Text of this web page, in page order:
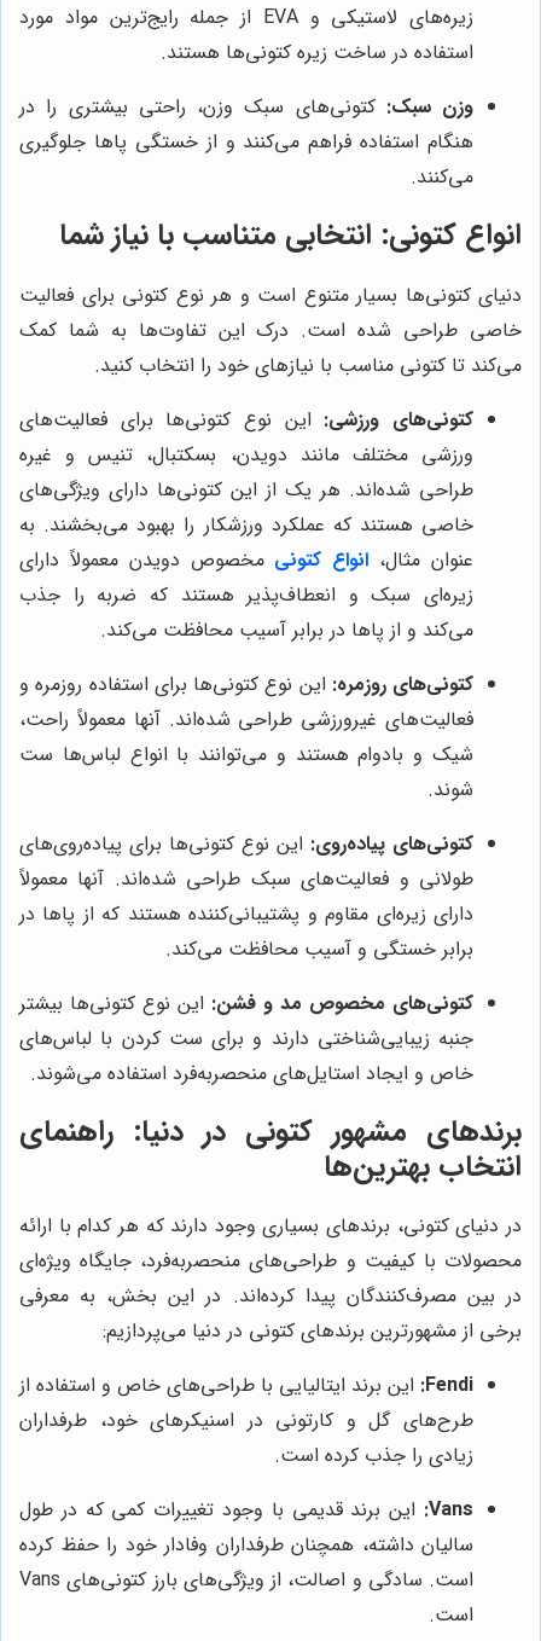
زیره‌های لاستیکی و EVA از جمله رایج‌ترین مواد مورد
استفاده در ساخت زیره کتونی‌ها هستند.
وزن سبک: کتونی‌های سبک وزن، راحتی بیشتری را در
هنگام استفاده فراهم می‌کنند و از خستگی پاها جلوگیری
می‌کنند.
انواع کتونی: انتخابی متناسب با نیاز شما
دنیای کتونی‌ها بسیار متنوع است و هر نوع کتونی برای فعالیت
خاصی طراحی شده است. درک این تفاوت‌ها به شما کمک
می‌کند تا کتونی مناسب با نیازهای خود را انتخاب کنید.
کتونی‌های ورزشی: این نوع کتونی‌ها برای فعالیت‌های
ورزشی مختلف مانند دویدن، بسکتبال، تنیس و غیره
طراحی شده‌اند. هر یک از این کتونی‌ها دارای ویژگی‌های
خاصی هستند که عملکرد ورزشکار را بهبود می‌بخشند. به
عنوان مثال، انواع کتونی مخصوص دویدن معمولاً دارای
زیره‌ای سبک و انعطاف‌پذیر هستند که ضربه را جذب
می‌کند و از پاها در برابر آسیب محافظت می‌کند.
کتونی‌های روزمره: این نوع کتونی‌ها برای استفاده روزمره و
فعالیت‌های غیرورزشی طراحی شده‌اند. آنها معمولاً راحت،
شیک و بادوام هستند و می‌توانند با انواع لباس‌ها ست
شوند.
کتونی‌های پیاده‌روی: این نوع کتونی‌ها برای پیاده‌روی‌های
طولانی و فعالیت‌های سبک طراحی شده‌اند. آنها معمولاً
دارای زیره‌ای مقاوم و پشتیبانی‌کننده هستند که از پاها در
برابر خستگی و آسیب محافظت می‌کند.
کتونی‌های مخصوص مد و فشن: این نوع کتونی‌ها بیشتر
جنبه زیبایی‌شناختی دارند و برای ست کردن با لباس‌های
خاص و ایجاد استایل‌های منحصربه‌فرد استفاده می‌شوند.
برندهای مشهور کتونی در دنیا: راهنمای
انتخاب بهترین‌ها
در دنیای کتونی، برندهای بسیاری وجود دارند که هر کدام با ارائه
محصولات با کیفیت و طراحی‌های منحصربه‌فرد، جایگاه ویژه‌ای
در بین مصرف‌کنندگان پیدا کرده‌اند. در این بخش، به معرفی
برخی از مشهورترین برندهای کتونی در دنیا می‌پردازیم:
Fendi: این برند ایتالیایی با طراحی‌های خاص و استفاده از
طرح‌های گل و کارتونی در اسنیکرهای خود، طرفداران
زیادی را جذب کرده است.
Vans: این برند قدیمی با وجود تغییرات کمی که در طول
سالیان داشته، همچنان طرفداران وفادار خود را حفظ کرده
است. سادگی و اصالت، از ویژگی‌های بارز کتونی‌های Vans
است.